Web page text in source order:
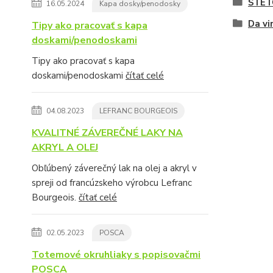
16.05.2024 Kapa dosky/penodosky
Tipy ako pracovať s kapa
doskami/penodoskami
Tipy ako pracovať s kapa
doskami/penodoskami čítať celé
04.08.2023 LEFRANC BOURGEOIS
KVALITNÉ ZÁVEREČNÉ LAKY NA
AKRYL A OLEJ
Obľúbený záverečný lak na olej a akryl v
spreji od francúzskeho výrobcu Lefranc
Bourgeois. čítať celé
02.05.2023 POSCA
Totemové okruhliaky s popisovačmi
POSCA
Da